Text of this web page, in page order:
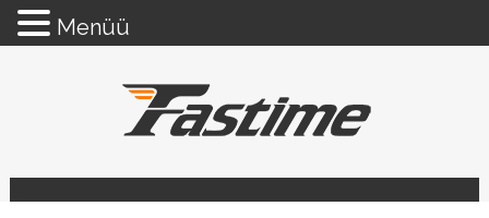
Menüü